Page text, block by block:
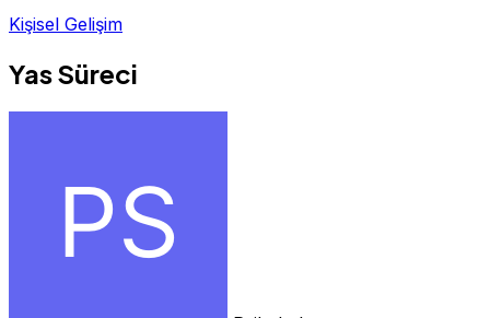
Kişisel Gelişim
Yas Süreci